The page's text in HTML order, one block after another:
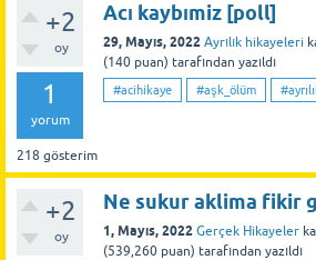
+2
oy
1
yorum
218 gösterim
Acı kaybımiz [poll]
29, Mayıs, 2022 Ayrılık hikayeleri
(140 puan) tarafından yazıldı
#acihikaye #aşk_ölüm
+2
oy
Ne sukur aklima fikir
1, Mayıs, 2022 Gerçek Hikayeler
(539,260 puan) tarafından yazıldı